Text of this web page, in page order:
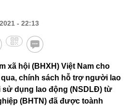
- 22:13
xã hội (BHXH) Việt Nam cho
chính sách hỗ trợ người lao
dụng lao động (NSDLĐ) từ
(BHTN) đã được toành